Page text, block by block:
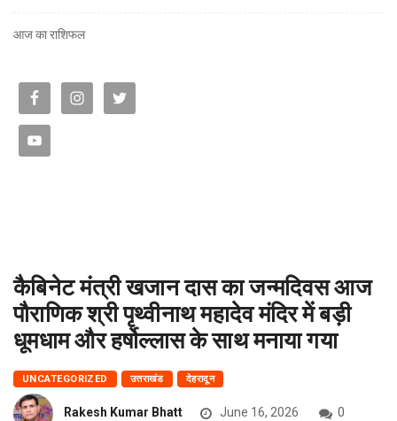
आज का राशिफल
कैबिनेट मंत्री खजान दास का जन्मदिवस आज
पौराणिक श्री पृथ्वीनाथ महादेव मंदिर में बड़ी
धूमधाम और हर्षोल्लास के साथ मनाया गया
UNCATEGORIZED उत्तराखंड देहरादून
Rakesh Kumar Bhatt June 16, 2026 0